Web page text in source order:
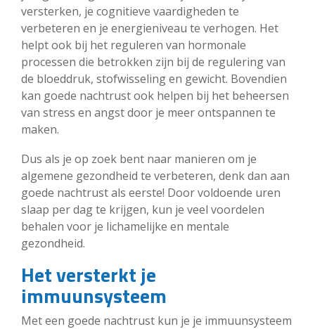
versterken, je cognitieve vaardigheden te
verbeteren en je energieniveau te verhogen. Het
helpt ook bij het reguleren van hormonale
processen die betrokken zijn bij de regulering van
de bloeddruk, stofwisseling en gewicht. Bovendien
kan goede nachtrust ook helpen bij het beheersen
van stress en angst door je meer ontspannen te
maken.
Dus als je op zoek bent naar manieren om je
algemene gezondheid te verbeteren, denk dan aan
goede nachtrust als eerste! Door voldoende uren
slaap per dag te krijgen, kun je veel voordelen
behalen voor je lichamelijke en mentale
gezondheid.
Het versterkt je
immuunsysteem
Met een goede nachtrust kun je je immuunsysteem